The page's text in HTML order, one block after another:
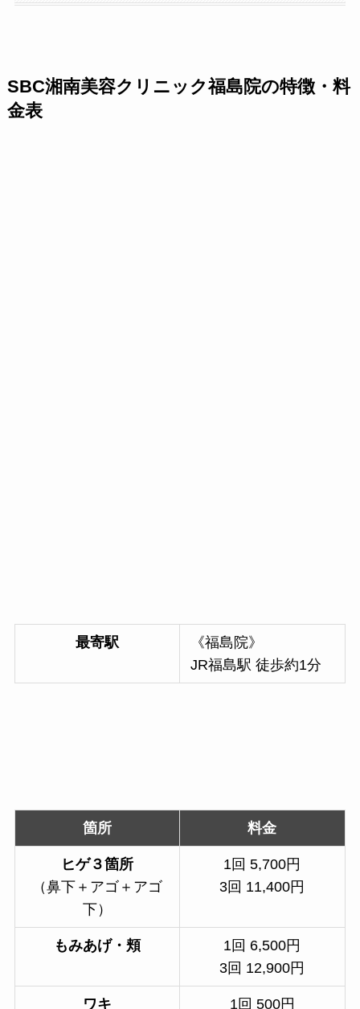
SBC湘南美容クリニック福島院の特徴・料
金表
最寄駅
《福島院》
JR福島駅 徒歩約1分
箇所 料金
ヒゲ３箇所
（鼻下＋アゴ＋アゴ
下）
1回 5,700円
3回 11,400円
もみあげ・頬
1回 6,500円
3回 12,900円
ワキ
1回 500円